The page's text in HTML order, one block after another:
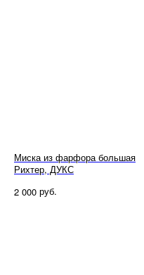
Миска из фарфора большая
Рихтер, ДУКС
2 000 руб.